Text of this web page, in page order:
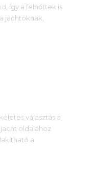
, így a felnőttek is
jachtoknak,
választás a
oldalához
a